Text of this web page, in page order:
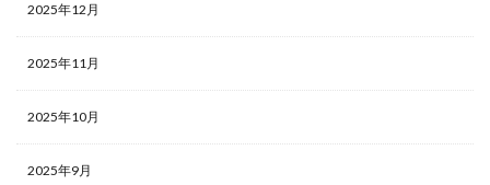
2025年12月
2025年11月
2025年10月
2025年9月